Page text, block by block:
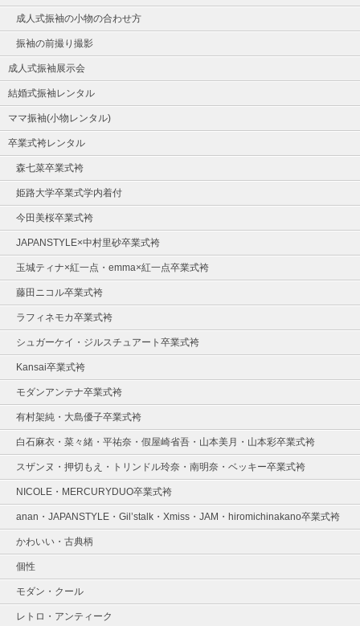
成人式振袖の小物の合わせ方
振袖の前撮り撮影
成人式振袖展示会
結婚式振袖レンタル
ママ振袖(小物レンタル)
卒業式袴レンタル
森七菜卒業式袴
姫路大学卒業式学内着付
今田美桜卒業式袴
JAPANSTYLE×中村里砂卒業式袴
玉城ティナ×紅一点・emma×紅一点卒業式袴
藤田ニコル卒業式袴
ラフィネモカ卒業式袴
シュガーケイ・ジルスチュアート卒業式袴
Kansai卒業式袴
モダンアンテナ卒業式袴
有村架純・大島優子卒業式袴
白石麻衣・菜々緒・平祐奈・假屋崎省吾・山本美月・山本彩卒業式袴
スザンヌ・押切もえ・トリンドル玲奈・南明奈・ベッキー卒業式袴
NICOLE・MERCURYDUO卒業式袴
anan・JAPANSTYLE・Gil’stalk・Xmiss・JAM・hiromichinakano卒業式袴
かわいい・古典柄
個性
モダン・クール
レトロ・アンティーク